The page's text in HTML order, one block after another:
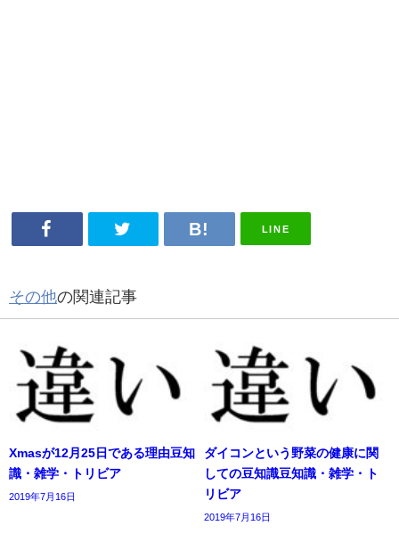
LINE
その他の関連記事
Xmasが12月25日である理由豆知
識・雑学・トリビア
2019年7月16日
ダイコンという野菜の健康に関
しての豆知識豆知識・雑学・ト
リビア
2019年7月16日